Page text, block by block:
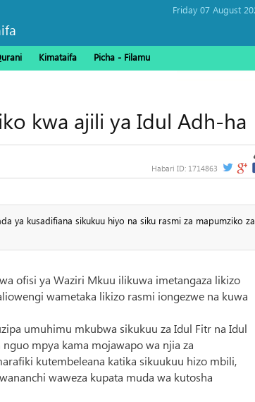
Kimataifa
Picha‎ - Filamu‎
kwa ajili ya Idul Adh-ha
Habari ID: 1714863
ya kusadifiana sikukuu hiyo na siku rasmi za mapumziko za
ofisi ya Waziri Mkuu ilikuwa imetangaza likizo
wametaka likizo rasmi iongezwe na kuwa
umuhimu mkubwa sikukuu za Idul Fitr na Idul
mpya kama mojawapo wa njia za
kutembeleana katika sikuukuu hizo mbili,
waweza kupata muda wa kutosha